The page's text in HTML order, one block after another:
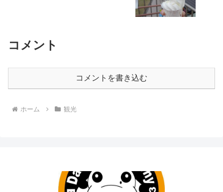
コメント
コメントを書き込む
ホーム 観光